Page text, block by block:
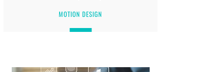
et optimiser leur stratégie de
communication visuelle.
MOTION DESIGN